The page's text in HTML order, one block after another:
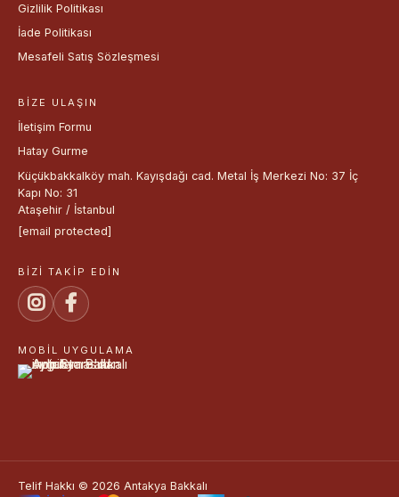
Gizlilik Politikası
İade Politikası
Mesafeli Satış Sözleşmesi
BIZE ULAŞIN
İletişim Formu
Hatay Gurme
Küçükbakkalköy mah. Kayışdağı cad. Metal İş Merkezi No: 37 İç
Kapı No: 31
Ataşehir / İstanbul
[email protected]
BIZI TAKIP EDIN
MOBIL UYGULAMA
Telif Hakkı © 2026 Antakya Bakkalı